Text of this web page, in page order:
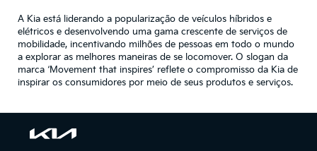
A Kia está liderando a popularização de veículos híbridos e
elétricos e desenvolvendo uma gama crescente de serviços de
mobilidade, incentivando milhões de pessoas em todo o mundo
a explorar as melhores maneiras de se locomover. O slogan da
marca ‘Movement that inspires’ reflete o compromisso da Kia de
inspirar os consumidores por meio de seus produtos e serviços.